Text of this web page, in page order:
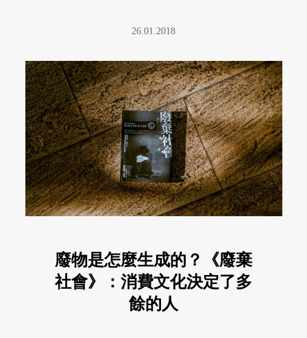
26.01.2018
廢物是怎麼生成的？《廢棄
社會》：消費文化決定了多
餘的人